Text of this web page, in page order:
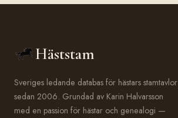
Häststam
Sveriges ledande databas för hästars stamtavlor
sedan 2006. Grundad av Karin Halvarsson
med en passion för hästar och genealogi —